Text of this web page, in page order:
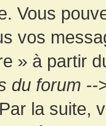
Vous
vos
» à partir
du forum
la suite,